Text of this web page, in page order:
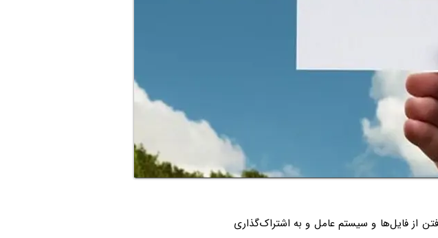
از فایل‌ها و سیستم عامل و به اشتراک‌گذاری